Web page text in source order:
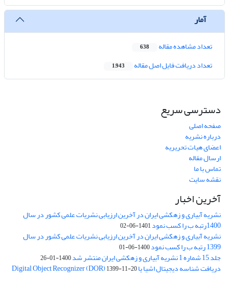
آمار
تعداد مشاهده مقاله 638
تعداد دریافت فایل اصل مقاله 1,943
دسترسی سریع
صفحه اصلی
درباره نشریه
اعضای هیات تحریریه
ارسال مقاله
تماس با ما
نقشه سایت
آخرین اخبار
نشریه آبیاری و زهکشی ایران در آخرین ارزیابی نشریات علمی کشور در سال
1400رتبه ب را کسب نمود 1401-06-02
نشریه آبیاری و زهکشی ایران در آخرین ارزیابی نشریات علمی کشور در سال
1399 رتبه ب را کسب نمود 1400-06-01
جلد 15 شماره 1 نشریه آبیاری و زهکشی ایران منتشر شد 1400-01-26
دریافت شناسه دیجیتال اشیا یا Digital Object Recognizer (DOR)1399-11-20